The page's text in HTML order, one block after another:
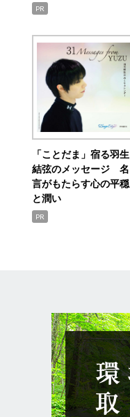
PR
「ことだま」宿る羽生
結弦のメッセージ 名
言がもたらす心の平穏
と潤い
PR